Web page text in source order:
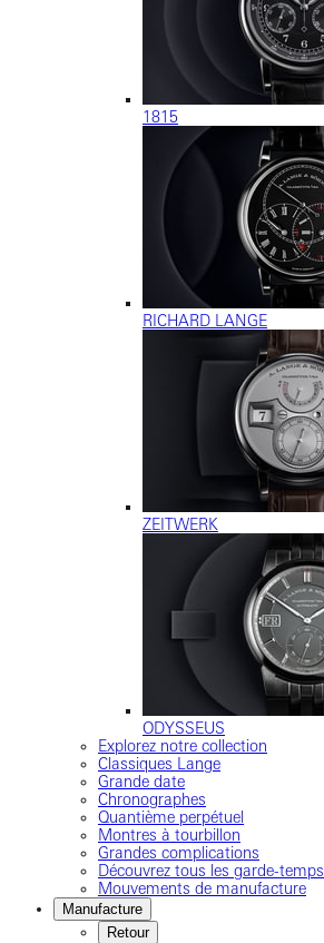
1815
RICHARD LANGE
ZEITWERK
ODYSSEUS
Explorez notre collection
Classiques Lange
Grande date
Chronographes
Quantième perpétuel
Montres à tourbillon
Grandes complications
Découvrez tous les garde-temps
Mouvements de manufacture
Manufacture
Retour